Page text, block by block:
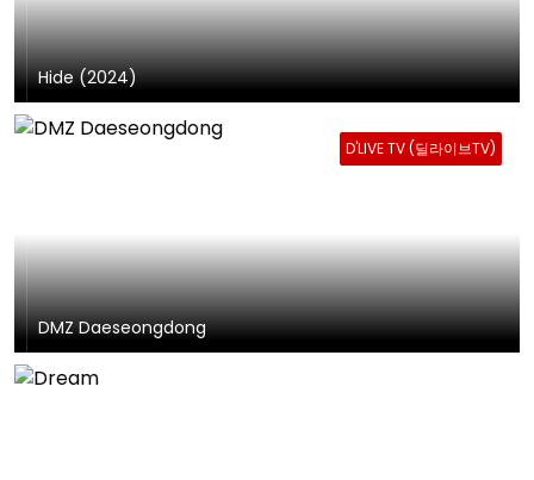
Hide (2024)
D'LIVE TV (딜라이브TV)
DMZ Daeseongdong